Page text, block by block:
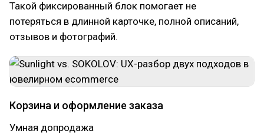
Такой фиксированный блок помогает не
потеряться в длинной карточке, полной описаний,
отзывов и фотографий.
Корзина и оформление заказа
Умная допродажа